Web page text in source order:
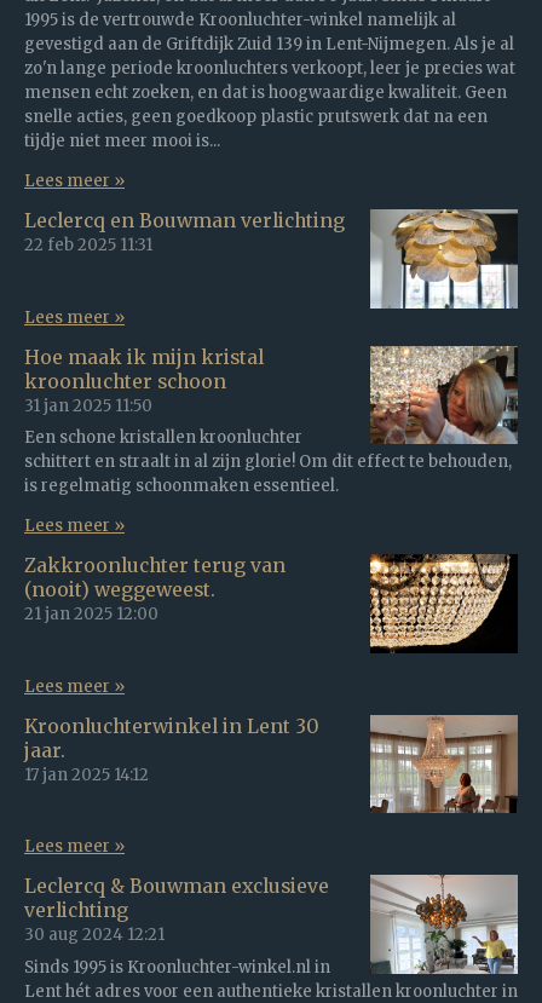
1995 is de vertrouwde Kroonluchter-winkel namelijk al
gevestigd aan de Griftdijk Zuid 139 in Lent-Nijmegen. Als je al
zo'n lange periode kroonluchters verkoopt, leer je precies wat
mensen echt zoeken, en dat is hoogwaardige kwaliteit. Geen
snelle acties, geen goedkoop plastic prutswerk dat na een
tijdje niet meer mooi is...
Lees meer »
Leclercq en Bouwman verlichting
22 feb 2025 11:31
Lees meer »
Hoe maak ik mijn kristal
kroonluchter schoon
31 jan 2025 11:50
Een schone kristallen kroonluchter
schittert en straalt in al zijn glorie! Om dit effect te behouden,
is regelmatig schoonmaken essentieel.
Lees meer »
Zakkroonluchter terug van
(nooit) weggeweest.
21 jan 2025 12:00
Lees meer »
Kroonluchterwinkel in Lent 30
jaar.
17 jan 2025 14:12
Lees meer »
Leclercq & Bouwman exclusieve
verlichting
30 aug 2024 12:21
Sinds 1995 is Kroonluchter-winkel.nl in
Lent hét adres voor een authentieke kristallen kroonluchter in